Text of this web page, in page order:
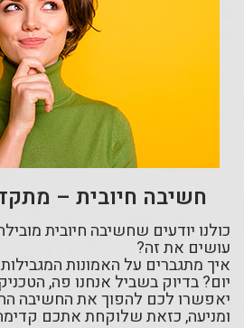
חשיבה חיובית –
כולנו יודעים שחשיבה חיובית
עושים את זה?
איך מתגברים על האמונות
יום? בדיוק בשביל אנחנו פה,
יאפשרו לכם להפוך את החשיבה
ומניעה, כזאת שלוקחת אתכם